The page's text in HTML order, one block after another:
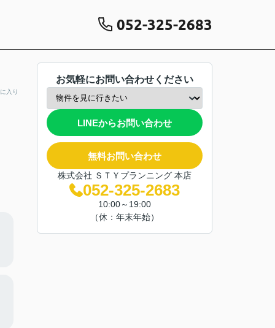
052-325-2683
入り
お気軽にお問い合わせください
LINEからお問い合わせ
無料お問い合わせ
株式会社 ＳＴＹプランニング 本店
052-325-2683
10:00～19:00
（休：年末年始）